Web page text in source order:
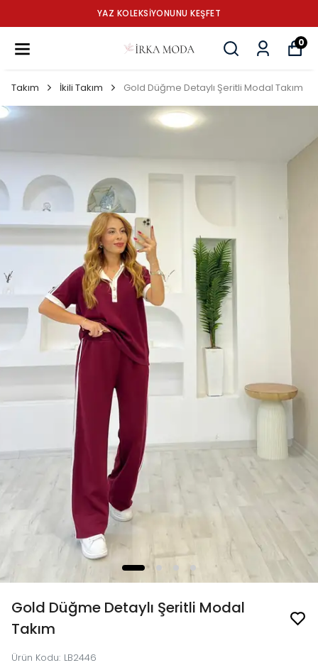
YAZ KOLEKSİYONUNU KEŞFET
0
Takım İkili Takım Gold Düğme Detaylı Şeritli Modal Takım
Gold Düğme Detaylı Şeritli Modal
Takım
Ürün Kodu: LB2446